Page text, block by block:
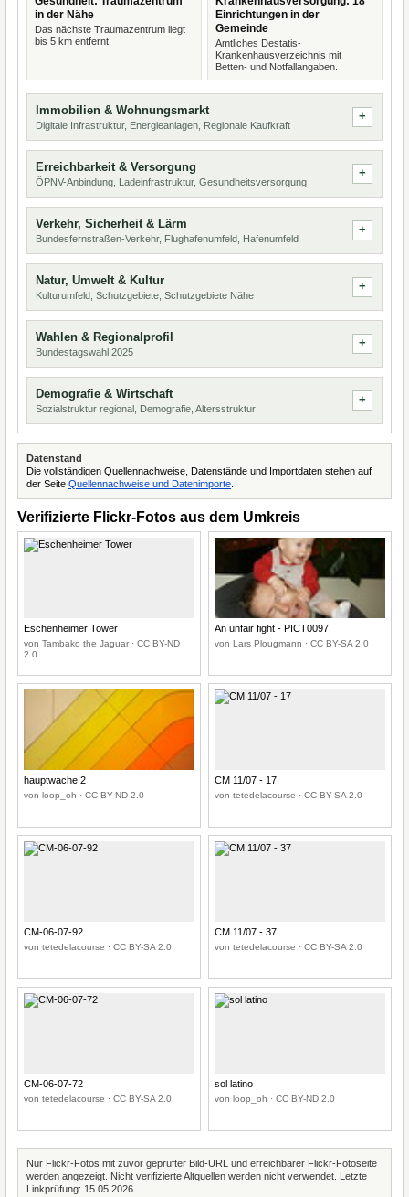
in der Nähe
Das nächste Traumazentrum liegt
bis 5 km entfernt.
Einrichtungen in der
Gemeinde
Amtliches Destatis-
Krankenhausverzeichnis mit
Betten- und Notfallangaben.
Immobilien & Wohnungsmarkt
Digitale Infrastruktur, Energieanlagen, Regionale Kaufkraft
Erreichbarkeit & Versorgung
ÖPNV-Anbindung, Ladeinfrastruktur, Gesundheitsversorgung
Verkehr, Sicherheit & Lärm
Bundesfernstraßen-Verkehr, Flughafenumfeld, Hafenumfeld
Natur, Umwelt & Kultur
Kulturumfeld, Schutzgebiete, Schutzgebiete Nähe
Wahlen & Regionalprofil
Bundestagswahl 2025
Demografie & Wirtschaft
Sozialstruktur regional, Demografie, Altersstruktur
Datenstand
Die vollständigen Quellennachweise, Datenstände und Importdaten stehen auf
der Seite Quellennachweise und Datenimporte
Verifizierte Flickr-Fotos aus dem Umkreis
Eschenheimer Tower
von Tambako the Jaguar · CC BY-ND
2.0
An unfair fight - PICT0097
von Lars Plougmann · CC BY-SA 2.0
hauptwache 2
von loop_oh · CC BY-ND 2.0
CM 11/07 - 17
von tetedelacourse · CC BY-SA 2.0
CM-06-07-92
von tetedelacourse · CC BY-SA 2.0
CM 11/07 - 37
von tetedelacourse · CC BY-SA 2.0
CM-06-07-72
von tetedelacourse · CC BY-SA 2.0
sol latino
von loop_oh · CC BY-ND 2.0
Nur Flickr-Fotos mit zuvor geprüfter Bild-URL und erreichbarer Flickr-Fotoseite
werden angezeigt. Nicht verifizierte Altquellen werden nicht verwendet. Letzte
Linkprüfung: 15.05.2026.